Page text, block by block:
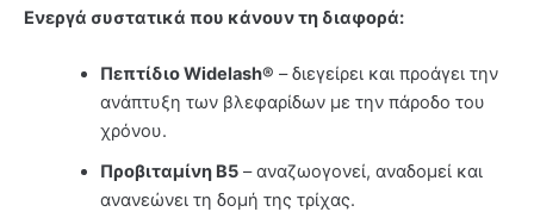
Ενεργά συστατικά που κάνουν τη διαφορά:
Πεπτίδιο Widelash® – διεγείρει και προάγει την
ανάπτυξη των βλεφαρίδων με την πάροδο του
χρόνου.
Προβιταμίνη Β5– αναζωογονεί, αναδομεί και
ανανεώνει τη δομή της τρίχας.